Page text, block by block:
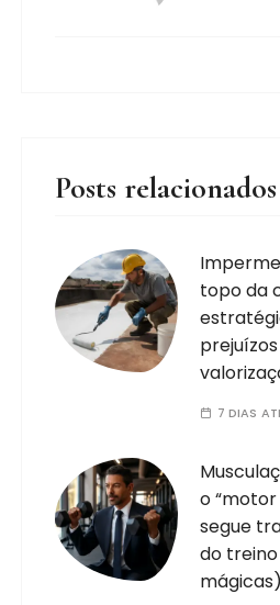
Posts relacionados
topo da
7 DIAS
o
segue
do
mágicas)